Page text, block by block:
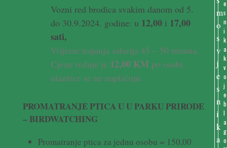
Vozni red brodica svakim danom od 5.
do 30.9.2024. godine: u 12,00 i 17,00
sati,
Vrijeme trajanja safarija 45 – 50 minuta,
Cjena vožnje je 12,00 KM po osobi,
ulaznice se ne naplaćuju.
PROMATRANJE PTICA U U PARKU PRIRODE
– BIRDWATCHING
Promatranje ptica za jednu osobu = 150,00
e
s
n
i
k
a
k
v
o
j
e
b
l
a
g
o